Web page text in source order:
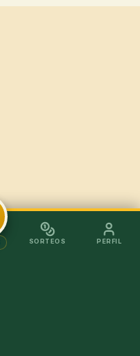
SORTEOS PERFIL